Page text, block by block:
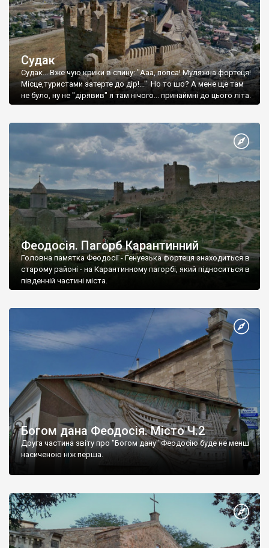
Судак
Судак... Вже чую крики в спину: "Ааа, попса! Муляжна фортеця!
Місце,туристами затерте до дір!..." Но то шо? А мене ще там
не було, ну не "дірявив" я там нічого... принаймні до цього літа.
Феодосія. Пагорб Карантинний
Головна памятка Феодосії - Генуезька фортеця знаходиться в
старому районі - на Карантинному пагорбі, який підноситься в
південній частині міста.
Богом дана Феодосія. Місто Ч.2
Друга частина звіту про "Богом дану" Феодосію буде не менш
насиченою ніж перша.